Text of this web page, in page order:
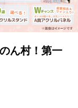
ん村！第一